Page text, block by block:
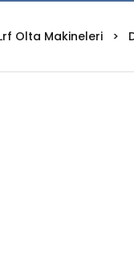
Olta Makineleri